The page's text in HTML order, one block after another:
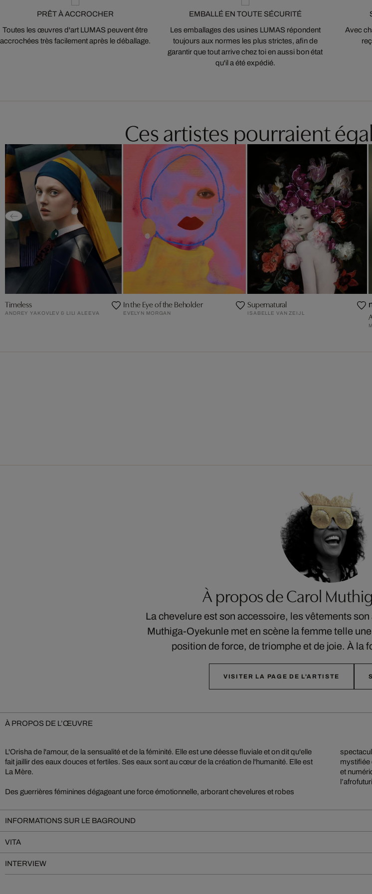
PRÊT À ACCROCHER
Toutes les œuvres d'art LUMAS peuvent être
accrochées très facilement après le déballage.
EMBALLÉ EN TOUTE SÉCURITÉ
Les emballages des usines LUMAS répondent
toujours aux normes les plus strictes, afin de
garantir que tout arrive chez toi en aussi bon état
qu'il a été expédié.
Avec
Ces artistes pourraient
Timeless
ANDREY YAKOVLEV & LILI ALEEVA
In the Eye of the Beholder
EVELYN MORGAN
Supernatural
ISABELLE VAN ZEIJL
À propos de Carol
La chevelure est son accessoire, les vêtements
Muthiga-Oyekunle met en scène la femme telle
position de force, de triomphe et de joie. À la
VISITER LA PAGE DE L'ARTISTE
À PROPOS DE L’ŒUVRE
L'Orisha de l'amour, de la sensualité et de la féminité. Elle est une déesse fluviale et on dit qu'elle
fait jaillir des eaux douces et fertiles. Ses eaux sont au cœur de la création de l'humanité. Elle est
La Mère.
Des guerrières féminines dégageant une force émotionnelle, arborant chevelures et robes
mystifiée
et
INFORMATIONS SUR LE BAGROUND
VITA
INTERVIEW